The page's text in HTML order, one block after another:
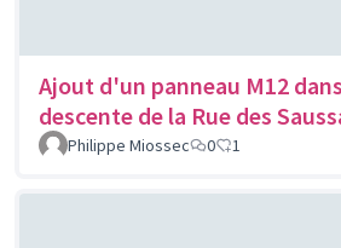
Ajout d'un panneau M12
descente de la Rue des
Philippe Miossec
0 1